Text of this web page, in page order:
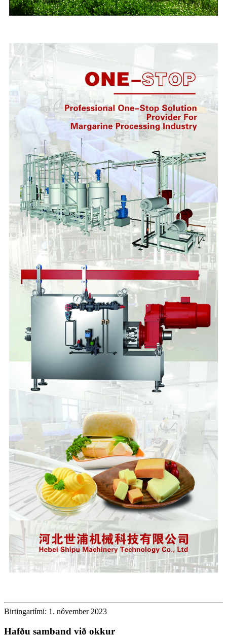
Birtingartími: 1. nóvember 2023
Hafðu samband við okkur